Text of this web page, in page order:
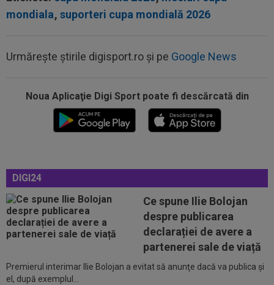
mondiala, suporteri cupa mondială 2026
Urmărește știrile digisport.ro și pe Google News
Noua Aplicaţie Digi Sport poate fi descărcată din
DIGI24
Ce spune Ilie Bolojan
despre publicarea
declarației de avere a
partenerei sale de viață
Premierul interimar Ilie Bolojan a evitat să anunţe dacă va publica şi
el, după exemplul...
serii, după KuPS - Craiova: ”Știi cine mă...
Barcelona, 180 de milioane de euro pentru
La pauză erau conduși cu 0-2...
dezastrul cu Tromso! ”Îi dau afară pe toți!”...
23:52 EXCLUSIV
Gigi Becali: ”Am vândut un jucător
00:43 EXCLUSIV
Lovitură de proporții: Ioan Varga,
gata să renunțe la CFR și să preia alt club...